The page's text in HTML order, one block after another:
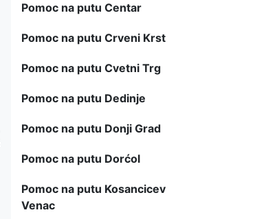
Pomoc na putu Centar
Pomoc na putu Crveni Krst
Pomoc na putu Cvetni Trg
Pomoc na putu Dedinje
Pomoc na putu Donji Grad
Pomoc na putu Dorćol
Pomoc na putu Kosancicev
Venac